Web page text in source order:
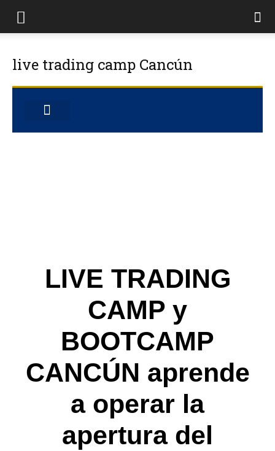
live trading camp Cancún
LIVE TRADING
CAMP y
BOOTCAMP
CANCÚN aprende
a operar la
apertura del